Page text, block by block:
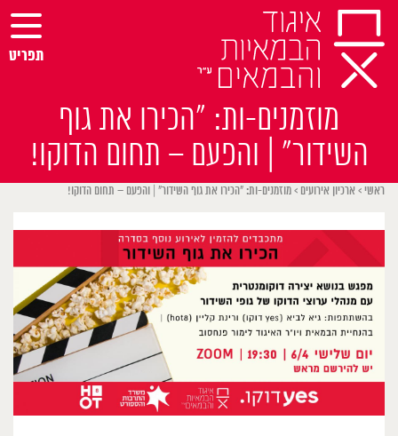
Skip
content
מוזמנים-ות: ״הכירו את גוף
השידור״ | והפעם – תחום הדוקו!
תפריט
ראשי > ארכיון אירועים > מוזמנים-ות: ״הכירו את גוף השידור״ | והפעם – תחום הדוקו!